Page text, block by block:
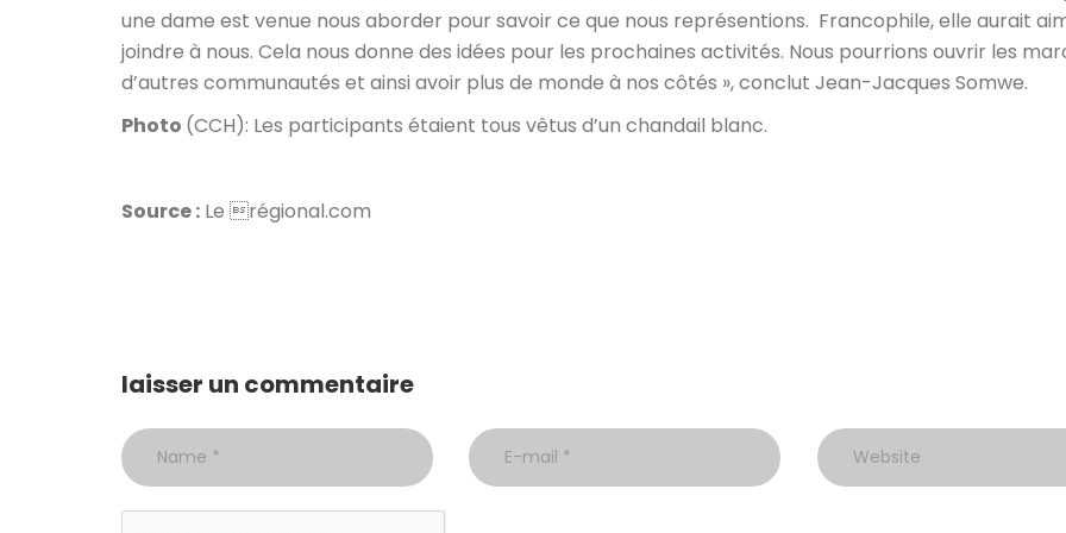
une dame est venue nous aborder pour savoir ce que nous représentions. Francophile, elle aurait
joindre à nous. Cela nous donne des idées pour les prochaines activités. Nous pourrions ouvrir les
d’autres communautés et ainsi avoir plus de monde à nos côtés », conclut Jean-Jacques Somwe.
Photo (CCH): Les participants étaient tous vêtus d’un chandail blanc.
Source : Le régional.com
laisser un commentaire